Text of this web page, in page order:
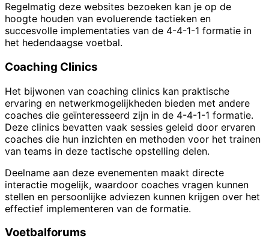
Regelmatig deze websites bezoeken kan je op de
hoogte houden van evoluerende tactieken en
succesvolle implementaties van de 4-4-1-1 formatie in
het hedendaagse voetbal.
Coaching Clinics
Het bijwonen van coaching clinics kan praktische
ervaring en netwerkmogelijkheden bieden met andere
coaches die geïnteresseerd zijn in de 4-4-1-1 formatie.
Deze clinics bevatten vaak sessies geleid door ervaren
coaches die hun inzichten en methoden voor het trainen
van teams in deze tactische opstelling delen.
Deelname aan deze evenementen maakt directe
interactie mogelijk, waardoor coaches vragen kunnen
stellen en persoonlijke adviezen kunnen krijgen over het
effectief implementeren van de formatie.
Voetbalforums